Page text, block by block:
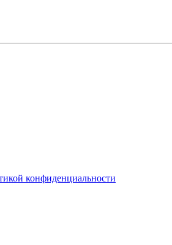
конфиденциальности